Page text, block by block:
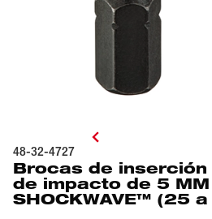
48-32-4727
Brocas de
de impacto de 5 MM
SHOCKWAVE™ (25